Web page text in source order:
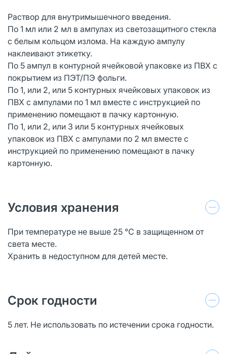
Раствор для внутримышечного введения.
По 1 мл или 2 мл в ампулах из светозащитного стекла
с белым кольцом излома. На каждую ампулу
наклеивают этикетку.
По 5 ампул в контурной ячейковой упаковке из ПВХ с
покрытием из ПЭТ/ПЭ фольги.
По 1, или 2, или 5 контурных ячейковых упаковок из
ПВХ с ампулами по 1 мл вместе с инструкцией по
применению помещают в пачку картонную.
По 1, или 2, или 3 или 5 контурных ячейковых
упаковок из ПВХ с ампулами по 2 мл вместе с
инструкцией по применению помещают в пачку
картонную.
Условия хранения
При температуре не выше 25 °С в защищенном от
света месте.
Хранить в недоступном для детей месте.
Срок годности
5 лет. Не использовать по истечении срока годности.